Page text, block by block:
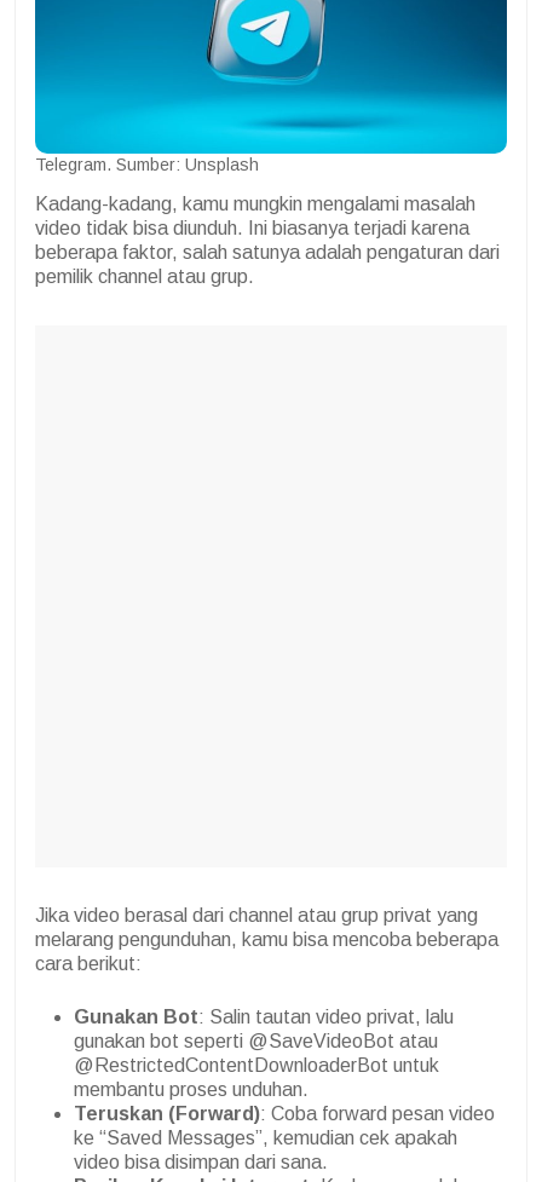
Telegram. Sumber: Unsplash
Kadang-kadang, kamu mungkin mengalami masalah
video tidak bisa diunduh. Ini biasanya terjadi karena
beberapa faktor, salah satunya adalah pengaturan dari
pemilik channel atau grup.
Jika video berasal dari channel atau grup privat yang
melarang pengunduhan, kamu bisa mencoba beberapa
cara berikut:
Gunakan Bot: Salin tautan video privat, lalu
gunakan bot seperti @SaveVideoBot atau
@RestrictedContentDownloaderBot untuk
membantu proses unduhan.
Teruskan (Forward): Coba forward pesan video
ke “Saved Messages”, kemudian cek apakah
video bisa disimpan dari sana.